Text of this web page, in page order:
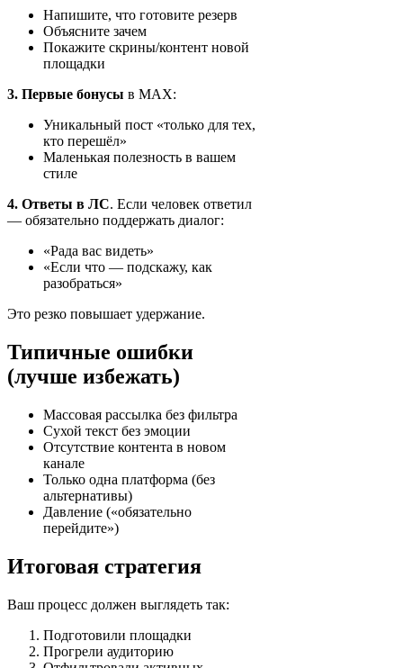
Напишите, что готовите резерв
Объясните зачем
Покажите скрины/контент новой
площадки
3. Первые бонусы в MAX:
Уникальный пост «только для тех,
кто перешёл»
Маленькая полезность в вашем
стиле
4. Ответы в ЛС. Если человек ответил
— обязательно поддержать диалог:
«Рада вас видеть»
«Если что — подскажу, как
разобраться»
Это резко повышает удержание.
Типичные ошибки
(лучше избежать)
Массовая рассылка без фильтра
Сухой текст без эмоции
Отсутствие контента в новом
канале
Только одна платформа (без
альтернативы)
Давление («обязательно
перейдите»)
Итоговая стратегия
Ваш процесс должен выглядеть так:
Подготовили площадки
Прогрели аудиторию